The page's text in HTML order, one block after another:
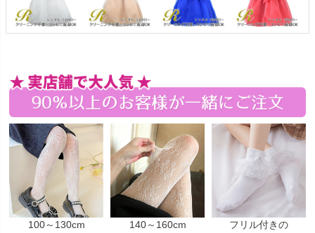
100～130cm
140～160cm
フリル付きの